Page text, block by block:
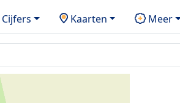
Cijfers Kaarten Meer